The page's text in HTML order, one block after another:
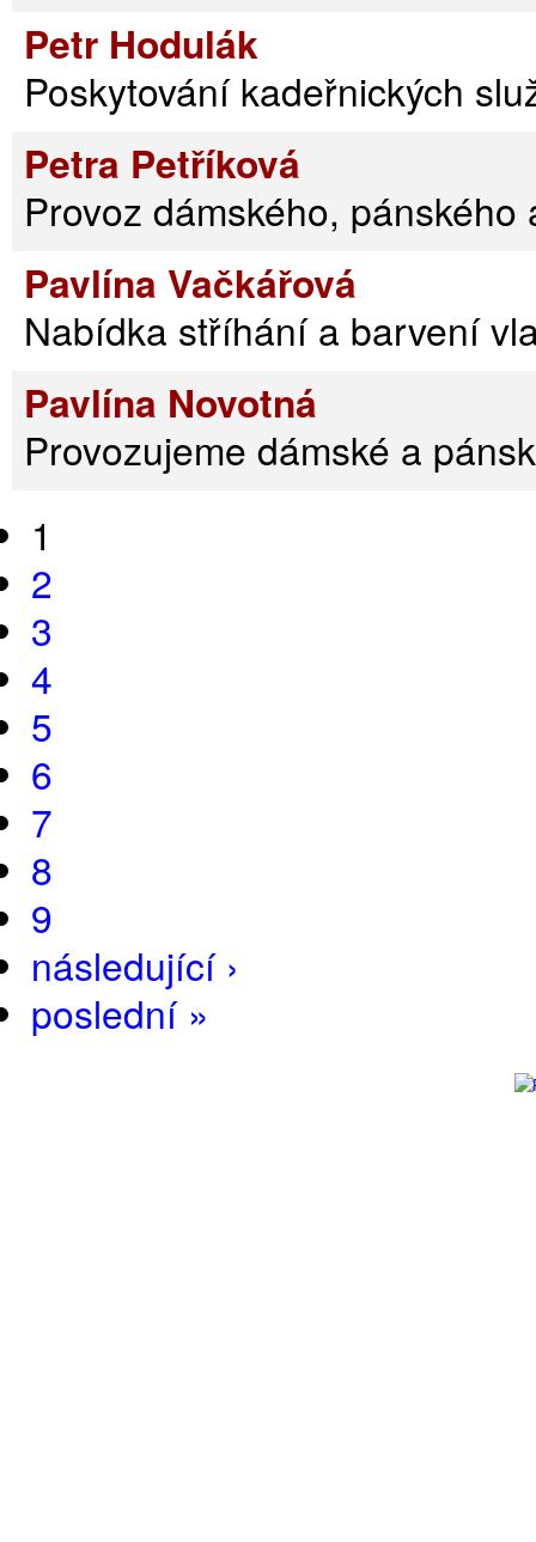
Petr Hodulák
Poskytování kadeřnických
Petra Petříková
Provoz dámského,
Pavlína Vačkářová
Nabídka stříhání a barvení
Pavlína Novotná
Provozujeme dámské a
1
2
3
4
5
6
7
8
9
následující ›
poslední »